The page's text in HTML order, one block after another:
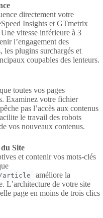
directement votre
Insights et GTmetrix
vitesse inférieure à 3
l’engagement des
les plugins surchargés et
coupables des lenteurs.
toutes vos pages
Examinez votre fichier
pas l’accès aux contenus
le travail des robots
vos nouveaux contenus.
Site
et contenir vos mots-clés
article
améliore la
L’architecture de votre site
page en moins de trois clics